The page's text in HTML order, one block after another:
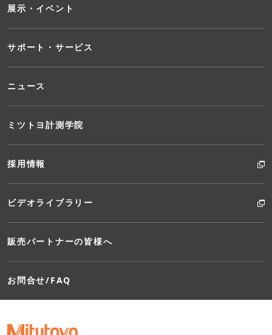
展示・イベント
サポート・サービス
ニュース
ミツトヨ計測学院
採用情報
ビデオライブラリー
販売パートナーの皆様へ
お問合せ/FAQ